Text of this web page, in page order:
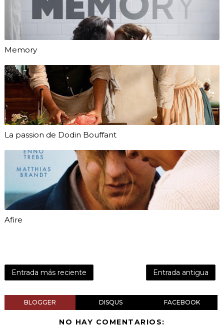
Memory
La passion de Dodin Bouffant
Afire
Entrada más reciente Entrada antigua
BLOGGER DISQUS FACEBOOK
NO HAY COMENTARIOS: